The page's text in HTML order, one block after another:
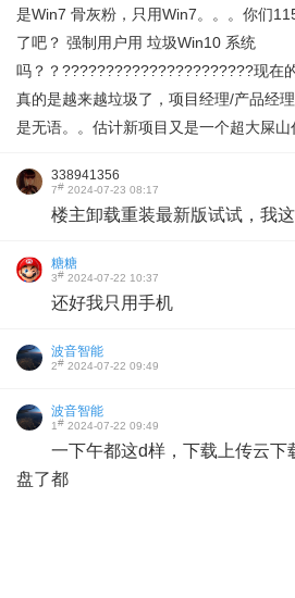
是Win7 骨灰粉，只用Win7。。。你们
了吧？ 强制用户用 垃圾Win10 系统
吗？？??????????????????????现在
真的是越来越垃圾了，项目经理/产品经
是无语。。估计新项目又是一个超大屎山
338941356
7# 2024-07-23 08:17
楼主卸载重装最新版试试，我
糖糖
3# 2024-07-22 10:37
还好我只用手机
波音智能
2# 2024-07-22 09:49
波音智能
1# 2024-07-22 09:49
一下午都这d样，下载上传云下
盘了都